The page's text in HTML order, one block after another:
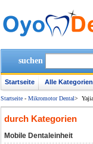
suchen
Startseite Alle Kategorien
Startseite - Mikromotor Dental>
durch Kategorien
Mobile Dentaleinheit